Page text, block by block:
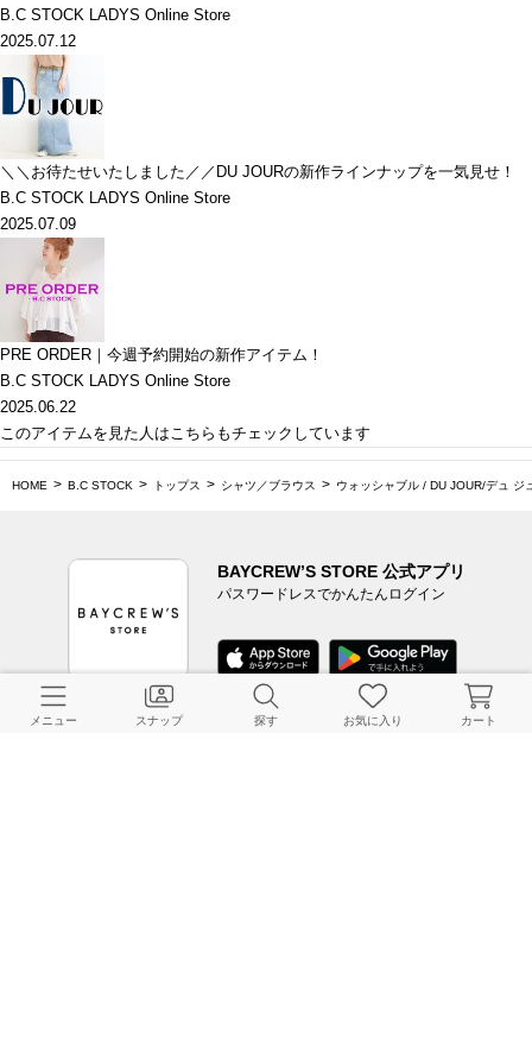
B.C STOCK LADYS Online Store
2025.07.12
＼＼お待たせいたしました／／DU JOURの新作ラインナップを一気見せ！
B.C STOCK LADYS Online Store
2025.07.09
PRE ORDER｜今週予約開始の新作アイテム！
B.C STOCK LADYS Online Store
2025.06.22
このアイテムを見た人はこちらもチェックしています
HOME B.C STOCK トップス シャツ／ブラウス ウォッシャブル / DU JOUR/デュ
BAYCREW’S STORE 公式アプリ
パスワードレスでかんたんログイン
CUSTOMER SERVICE
メニュー スナップ 探す お気に入り カート